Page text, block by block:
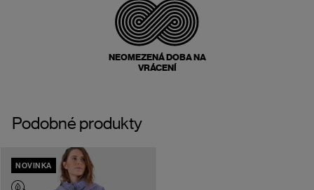
NEOMEZENÁ DOBA NA
VRÁCENÍ
Podobné produkty
NOVINKA